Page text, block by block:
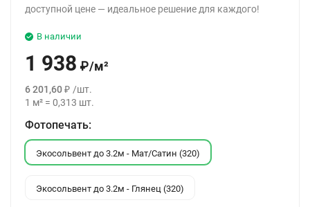
доступной цене — идеальное решение для каждого!
В наличии
1 938 ₽/м²
6 201,60₽ /шт.
1 м² = 0,313 шт.
Фотопечать:
Экосольвент до 3.2м - Мат/Сатин (320)
Экосольвент до 3.2м - Глянец (320)